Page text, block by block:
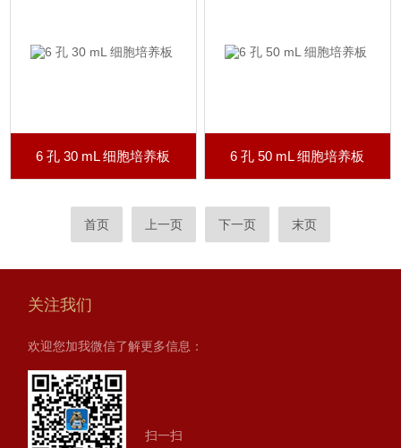
6 孔 30 mL 细胞培养板 6 孔 50 mL 细胞培养板
首页 上一页 下一页 末页
关注我们
欢迎您加我微信了解更多信息：
扫一扫